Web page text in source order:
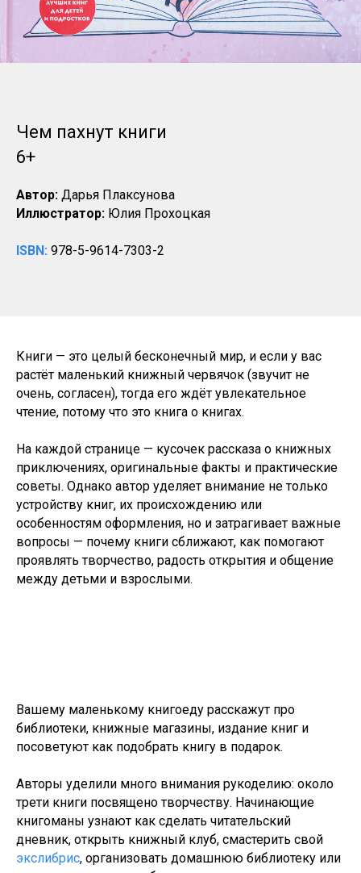
Чем пахнут книги
6+
Автор: Дарья Плаксунова
Иллюстратор: Юлия Прохоцкая
ISBN: 978-5-9614-7303-2
Книги — это целый бесконечный мир, и если у вас
растёт маленький книжный червячок (звучит не
очень, согласен), тогда его ждёт увлекательное
чтение, потому что это книга о книгах.
На каждой странице — кусочек рассказа о книжных
приключениях, оригинальные факты и практические
советы. Однако автор уделяет внимание не только
устройству книг, их происхождению или
особенностям оформления, но и затрагивает важные
вопросы — почему книги сближают, как помогают
проявлять творчество, радость открытия и общение
между детьми и взрослыми.
Вашему маленькому книгоеду расскажут про
библиотеки, книжные магазины, издание книг и
посоветуют как подобрать книгу в подарок.
Авторы уделили много внимания рукоделию: около
трети книги посвящено творчеству. Начинающие
книгоманы узнают как сделать читательский
дневник, открыть книжный клуб, смастерить свой
экслибрис, организовать домашнюю библиотеку или